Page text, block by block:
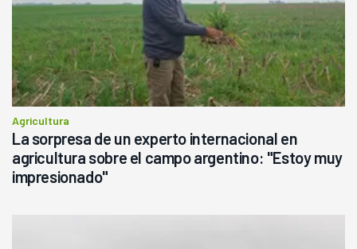
Agricultura
La sorpresa de un experto internacional en
agricultura sobre el campo argentino: "Estoy muy
impresionado"